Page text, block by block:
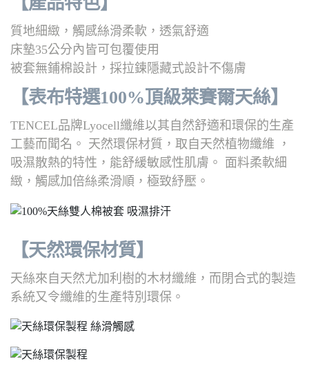
質地細緻，觸感絲滑柔軟，透氣舒適
床墊35公分內皆可包覆使用
被套無鋪棉設計，採拉鍊隱藏式設計不傷膚
【表布特選100%頂級萊賽爾天絲】
TENCEL品牌Lyocell纖維以其自然舒適和環保的生產
工藝而聞名。 天然環保材質，取自天然植物纖維 ，
吸濕散熱的特性，能舒緩敏感性肌膚。 面料柔軟細
緻，觸感加倍絲柔滑順，極致紓壓。
【天然環保材質】
天絲來自天然尤加利樹的木材纖維，而閉合式的製造
系統又令纖維的生產特別環保。